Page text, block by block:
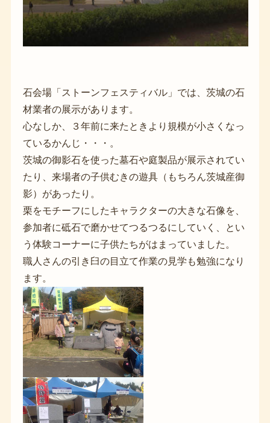
石会場「ストーンフェスティバル」では、茨城の石
材業者の展示があります。
心なしか、３年前に来たときより規模が小さくなっ
ているかんじ・・・。
茨城の御影石を使った墓石や庭製品が展示されてい
たり、来場者の子供むきの遊具（もちろん茨城産御
影）があったり。
栗をモチーフにしたキャラクターの大きな石像を、
参加者に砥石で磨かせてつるつるにしていく、とい
う体験コーナーに子供たちがはまっていました。
職人さんの引き臼の目立て作業の見学も勉強になり
ます。